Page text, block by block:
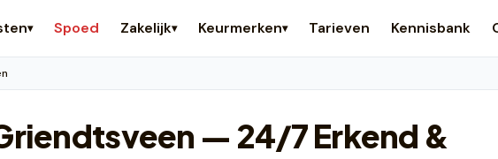
▾ Spoed Zakelijk▾ Keurmerken▾ Tarieven Kennisbank
— 24/7 Erkend &